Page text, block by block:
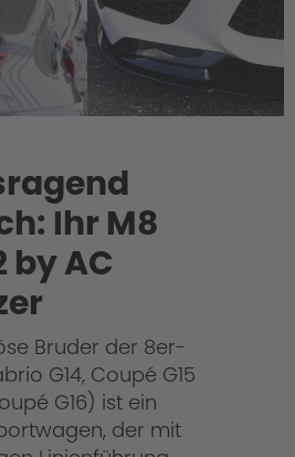
Ihr M8
by AC
Bruder der 8er-
G14, Coupé G15
G16) ist ein
der mit